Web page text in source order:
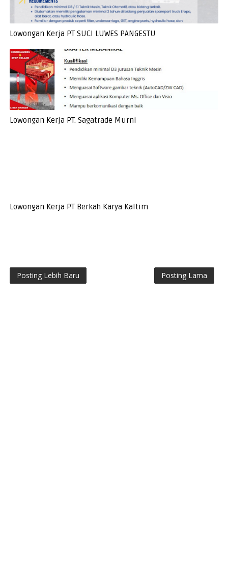
Lowongan Kerja PT SUCI LUWES PANGESTU
Lowongan Kerja PT. Sagatrade Murni
Lowongan Kerja PT Berkah Karya Kaltim
Posting Lebih Baru Posting Lama